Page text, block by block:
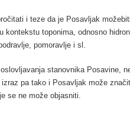
i teze da je Posavljak
toponima, odnosno
pomoravlje i sl.
stanovnika Posavine,
pa tako i Posavljak može
se ne može objasniti.